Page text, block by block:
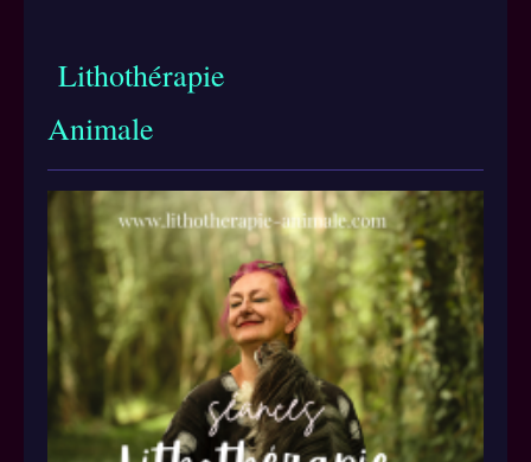
Lithothérapie
Animale